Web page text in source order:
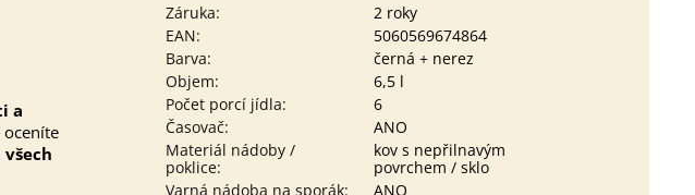
a
Záruka:
2 roky
EAN:
5060569674864
Barva:
černá + nerez
Objem:
6,5 l
Počet porcí jídla:
6
Časovač:
ANO
Materiál nádoby /
poklice:
kov s nepřilnavým
povrchem / sklo
Varná nádoba na sporák:
ANO